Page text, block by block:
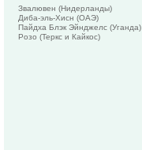
Звалювен (Нидерланды)
Диба-эль-Хисн (ОАЭ)
Пайдха Блэк Эйнджелс (Уганда)
Розо (Теркс и Кайкос)